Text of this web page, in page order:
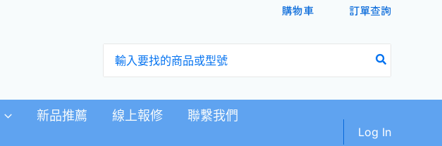
購物車 訂單查詢
尋：
新品推薦 線上報修 聯繫我們
Log In